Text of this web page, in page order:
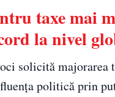
taxe mai
la nivel
solicită majorarea
politică prin